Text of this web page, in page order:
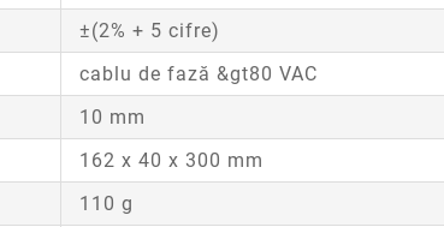
±(2% + 5 cifre)
cablu de fază &gt80 VAC
10 mm
162 x 40 x 300 mm
110 g